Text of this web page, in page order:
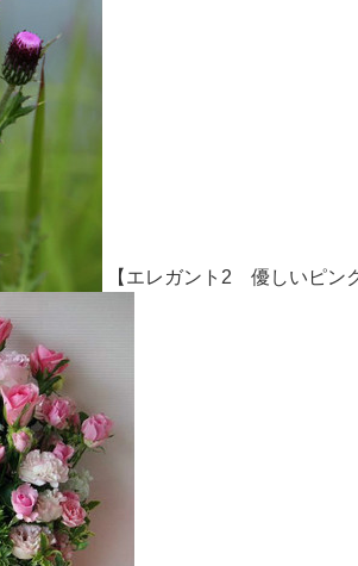
【エレガント2 優しいピン